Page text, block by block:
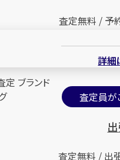
査定無料 / 予
詳細
査定員が
査定無料 / 出